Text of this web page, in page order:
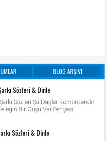
BLOG ARŞIVI
Sözleri & Dinle
Sözleri Şu Dağlar Kömürdendir
Bir Guşu Var Pençesi
Sözleri & Dinle